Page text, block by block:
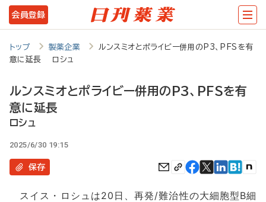
メ
イ
コ
テ
ツ
に
会員登録
トップ 製薬企業
ルンスミオとポライビー併用のP3、PFSを有
意に延長 ロシュ
ルンスミオとポライビー併用のP3、PFSを有
意に延長
ロシュ
2025/6/30 19:15
保存
スイス・ロシュは20日、再発/難治性の大細胞型B細